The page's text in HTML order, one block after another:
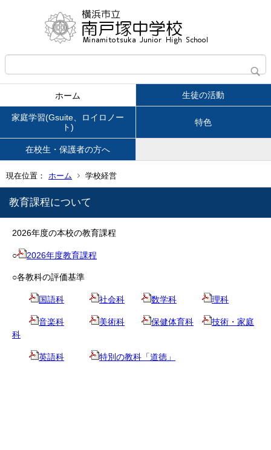
ホーム 生徒の活動
家庭学習(Gsuite、ロイロノー
ト)
特色
在校生・保護者の方へ
現在位置： ホーム 学校経営
教育課程について
2026年度の本校の教育課程
○ 2026年度教育課程
○各教科の評価基準
国語科 社会科 数学科 理科
音楽科 美術科 保健体育科
技術・家庭
科
英語科 特別の教科「道徳」